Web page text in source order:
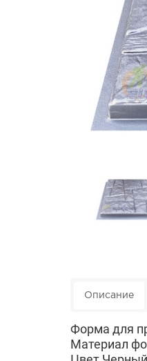
Описание
Форма для
Материал